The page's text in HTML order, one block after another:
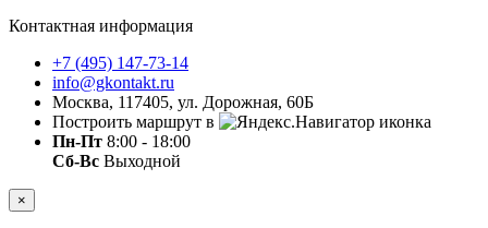
Контактная информация
+7 (495) 147-73-14
info@gkontakt.ru
Москва, 117405, ул. Дорожная, 60Б
Построить маршрут в
Пн-Пт 8:00 - 18:00
Сб-Вс Выходной
×